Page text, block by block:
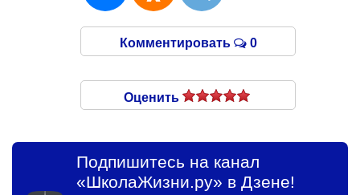
Комментировать 0
Оценить
Подпишитесь на канал
«ШколаЖизни.ру» в Дзене!